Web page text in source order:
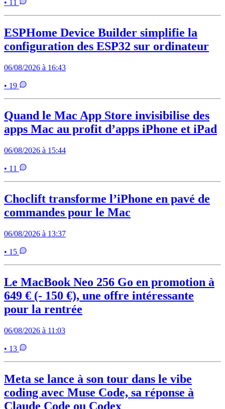
• 11
ESPHome Device Builder simplifie la
configuration des ESP32 sur ordinateur
06/08/2026 à 16:43
• 19
Quand le Mac App Store invisibilise des
apps Mac au profit d’apps iPhone et iPad
06/08/2026 à 15:44
• 11
Choclift transforme l’iPhone en pavé de
commandes pour le Mac
06/08/2026 à 13:37
• 15
Le MacBook Neo 256 Go en promotion à
649 € (- 150 €), une offre intéressante
pour la rentrée
06/08/2026 à 11:03
• 13
Meta se lance à son tour dans le vibe
coding avec Muse Code, sa réponse à
Claude Code ou Codex